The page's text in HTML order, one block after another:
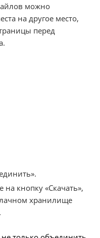
можно
на другое место,
перед
кнопку «Скачать»,
хранилище